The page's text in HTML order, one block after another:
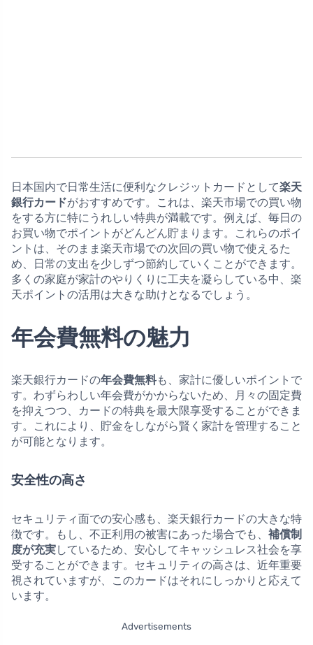
日本国内で日常生活に便利なクレジットカードとして楽天
銀行カードがおすすめです。これは、楽天市場での買い物
をする方に特にうれしい特典が満載です。例えば、毎日の
お買い物でポイントがどんどん貯まります。これらのポイ
ントは、そのまま楽天市場での次回の買い物で使えるた
め、日常の支出を少しずつ節約していくことができます。
多くの家庭が家計のやりくりに工夫を凝らしている中、楽
天ポイントの活用は大きな助けとなるでしょう。
年会費無料の魅力
楽天銀行カードの年会費無料も、家計に優しいポイントで
す。わずらわしい年会費がかからないため、月々の固定費
を抑えつつ、カードの特典を最大限享受することができま
す。これにより、貯金をしながら賢く家計を管理すること
が可能となります。
安全性の高さ
セキュリティ面での安心感も、楽天銀行カードの大きな特
徴です。もし、不正利用の被害にあった場合でも、 補償制
度が充実しているため、安心してキャッシュレス社会を享
受することができます。セキュリティの高さは、近年重要
視されていますが、このカードはそれにしっかりと応えて
います。
Advertisements